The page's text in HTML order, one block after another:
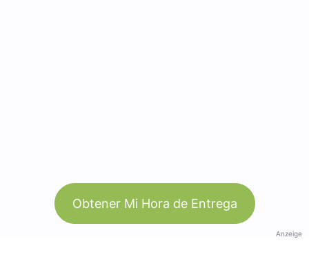
Obtener Mi Hora de Entrega
Anzeige